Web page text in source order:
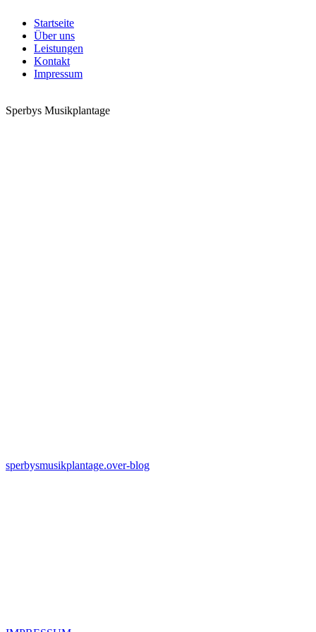
Startseite
Über uns
Leistungen
Kontakt
Impressum
Sperbys Musikplantage
sperbysmusikplantage.over-blog